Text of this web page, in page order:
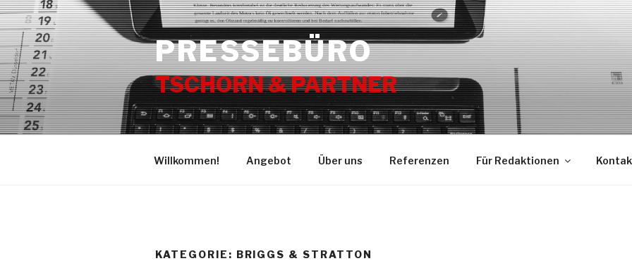
Zum
Inhalt
springen
PRESSEBÜRO
TSCHORN & PARTNER
Willkommen! Angebot Über uns Referenzen Für Redaktionen
KATEGORIE: BRIGGS & STRATTON